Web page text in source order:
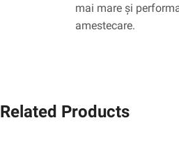
25,4
mai mare și
amestecare.
Related Products